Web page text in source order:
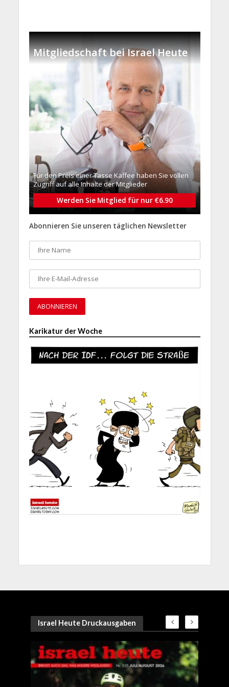
Mitgliedschaft bei Israel Heute
Für den Preis einer Tasse Kaffee haben Sie vollen
Zugriff auf alle Inhalte der Mitglieder
Werden Sie Mitglied für nur €6.90
Abonnieren Sie unseren täglichen Newsletter
Karikatur der Woche
Israel Heute Druckausgaben